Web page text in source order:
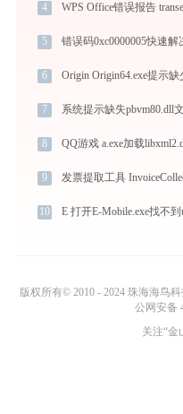
4
5 错误码0xc0000005快速解
6 Origin Origin64.exe提示
7 系统提示缺失pbvm80.dll
8 QQ游戏 a.exe加载
9
10 E 打开E-Mobile.exe找不
版权所有© 2010 - 2024 珠海海鸟
公网安备
关注“金